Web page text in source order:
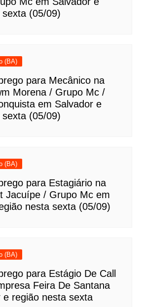
(05/09)
(BA)
para Mecânico na
Morena / Grupo Mc /
em Salvador e
(05/09)
(BA)
para Estagiário na
Jacuípe / Grupo Mc em
nesta sexta (05/09)
(BA)
para Estágio De Call
Feira De Santana
e região nesta sexta